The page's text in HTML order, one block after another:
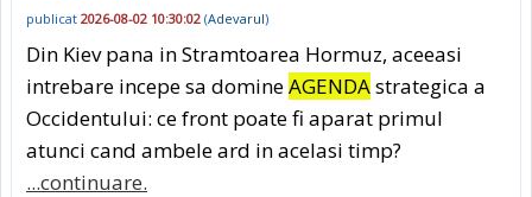
publicat 2026-08-02 10:30:02 (Adevarul)
Din Kiev pana in Stramtoarea Hormuz, aceeasi
intrebare incepe sa domineAGENDAstrategica a
Occidentului: ce front poate fi aparat primul
atunci cand ambele ard in acelasi timp?
...continuare.